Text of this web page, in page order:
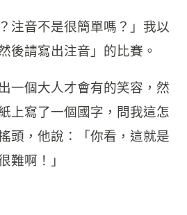
注音不是很簡單嗎？」我以
後請寫出注音」的比賽。
一個大人才會有的笑容，然
上寫了一個國字，問我這怎
頭，他說：「你看，這就是
難啊！」